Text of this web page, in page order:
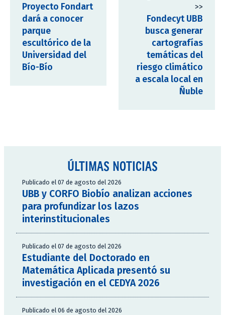
Proyecto Fondart
dará a conocer
parque
escultórico de la
Universidad del
Bío-Bío
>>
Fondecyt UBB
busca generar
cartografías
temáticas del
riesgo climático
a escala local en
Ñuble
ÚLTIMAS NOTICIAS
Publicado el 07 de agosto del 2026
UBB y CORFO Biobío analizan acciones
para profundizar los lazos
interinstitucionales
Publicado el 07 de agosto del 2026
Estudiante del Doctorado en
Matemática Aplicada presentó su
investigación en el CEDYA 2026
Publicado el 06 de agosto del 2026